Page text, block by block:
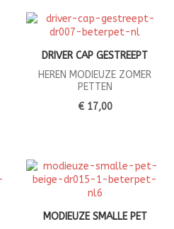
DRIVER CAP GESTREEPT
HEREN MODIEUZE ZOMER
PETTEN
€ 17,00
MODIEUZE SMALLE PET